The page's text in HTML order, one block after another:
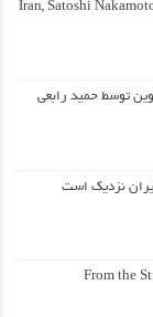
Iran, Satoshi
توسط حمید رابعی
نزدیک است
From the